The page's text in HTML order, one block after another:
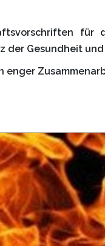
für
der Gesundheit
enger